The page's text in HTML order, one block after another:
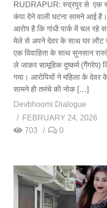
RUDRAPUR: रुद्रपुर से एक
कंपा देने वाली घटना सामने आई है।
आरोप है कि गांधी पार्क में चल रहे
मेले से अपने देवर के साथ घर लौट
एक विवाहिता के साथ सुनसान
ले जाकर सामूहिक दुष्कर्म (गैंगरेप)
गया। आरोपियों ने महिला के देवर
सामने ही तमंचे की नोक […]
Devbhoomi Dialogue
FEBRUARY 24, 2026
703
0